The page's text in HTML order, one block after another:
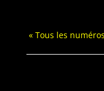
« Tous les